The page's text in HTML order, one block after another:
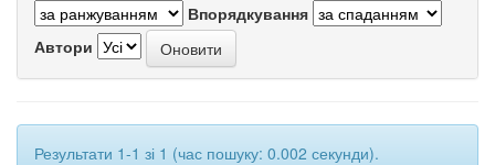
Впорядкування
Автори
Результати 1-1 зі 1 (час пошуку: 0.002 секунди).